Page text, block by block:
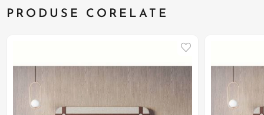
PRODUSE CORELATE